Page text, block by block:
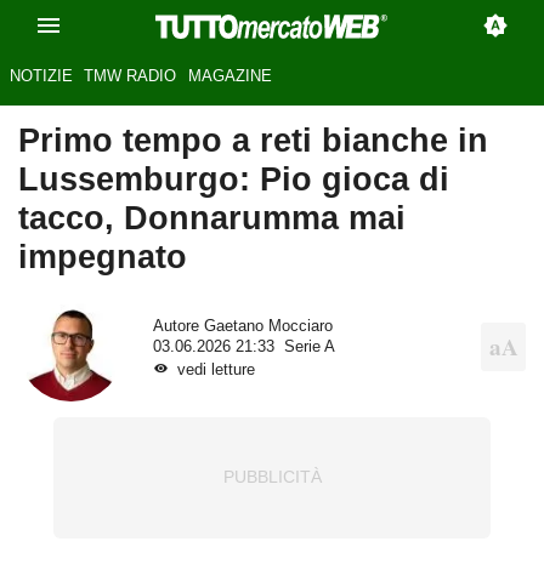
NOTIZIE TMW RADIO MAGAZINE
Primo tempo a reti bianche in
Lussemburgo: Pio gioca di
tacco, Donnarumma mai
impegnato
Autore Gaetano Mocciaro
03.06.2026 21:33
Serie A
vedi letture